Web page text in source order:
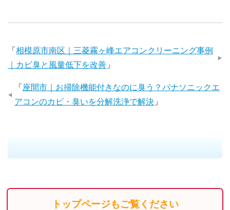
「 相模原市南区｜三菱霧ヶ峰エアコンクリーニング事例
｜カビ臭と風量低下を改善 」
「 座間市｜お掃除機能付きなのに臭う？パナソニックエ
アコンのカビ・臭いを分解洗浄で解決 」
トップページもご覧ください